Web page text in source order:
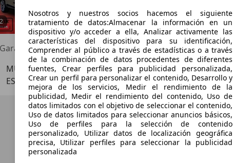
05/2011 146.000 km
MUNDICARS
ES-08203 SABADELL
Nosotros y nuestros socios hacemos el siguiente
tratamiento de datos:Almacenar la información en un
dispositivo y/o acceder a ella, Analizar activamente las
características del dispositivo para su identificación,
Comprender al público a través de estadísticas o a través
de la combinación de datos procedentes de diferentes
fuentes, Crear perfiles para publicidad personalizada,
Crear un perfil para personalizar el contenido, Desarrollo y
mejora de los servicios, Medir el rendimiento de la
publicidad, Medir el rendimiento del contenido, Uso de
datos limitados con el objetivo de seleccionar el contenido,
Uso de datos limitados para seleccionar anuncios básicos,
Uso de perfiles para la selección de contenido
personalizado, Utilizar datos de localización geográfica
precisa, Utilizar perfiles para seleccionar la publicidad
personalizada